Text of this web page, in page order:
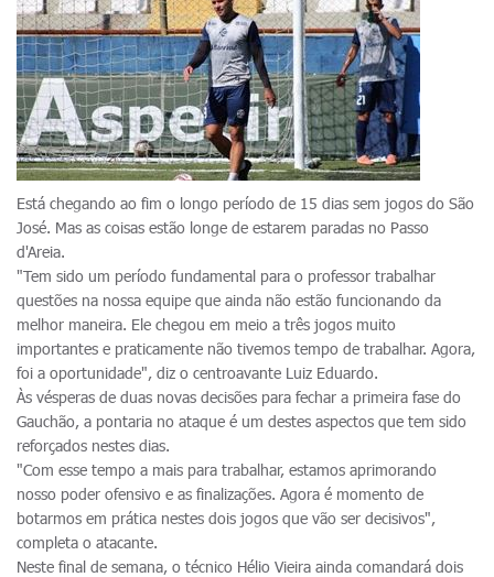
Está chegando ao fim o longo período de 15 dias sem jogos do São
José. Mas as coisas estão longe de estarem paradas no Passo
d'Areia.
"Tem sido um período fundamental para o professor trabalhar
questões na nossa equipe que ainda não estão funcionando da
melhor maneira. Ele chegou em meio a três jogos muito
importantes e praticamente não tivemos tempo de trabalhar. Agora,
foi a oportunidade", diz o centroavante Luiz Eduardo.
Às vésperas de duas novas decisões para fechar a primeira fase do
Gauchão, a pontaria no ataque é um destes aspectos que tem sido
reforçados nestes dias.
"Com esse tempo a mais para trabalhar, estamos aprimorando
nosso poder ofensivo e as finalizações. Agora é momento de
botarmos em prática nestes dois jogos que vão ser decisivos",
completa o atacante.
Neste final de semana, o técnico Hélio Vieira ainda comandará dois